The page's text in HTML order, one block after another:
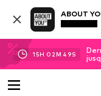
ABOUT
15H 02M 48S